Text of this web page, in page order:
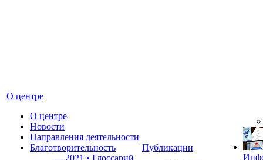
О центре
О центре
Новости
Направления деятельности
Благотворительность
— 2021 • Глоссарий
Публикации